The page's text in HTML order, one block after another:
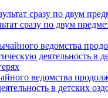
сразу по двум
ведомства
в детских